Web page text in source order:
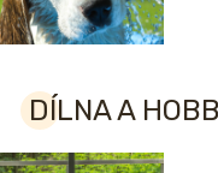
DÍLNA A